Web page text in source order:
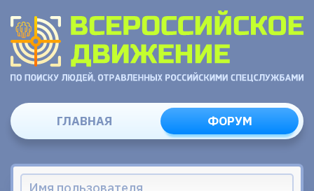
ГЛАВНАЯ ФОРУМ